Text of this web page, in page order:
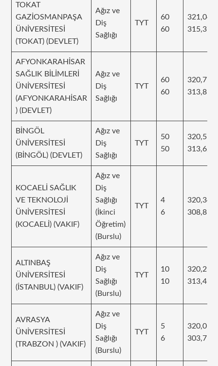
TOKAT
GAZİOSMANPAŞA
ÜNİVERSİTESİ
(TOKAT) (DEVLET)
Ağız ve
Diş
Sağlığı
TYT
60
60
321,043
315,371
AFYONKARAHİSAR
SAĞLIK BİLİMLERİ
ÜNİVERSİTESİ
(AFYONKARAHİSAR
) (DEVLET)
Ağız ve
Diş
Sağlığı
TYT
60
60
320,772
313,817
BİNGÖL
ÜNİVERSİTESİ
(BİNGÖL) (DEVLET)
Ağız ve
Diş
Sağlığı
TYT
50
50
320,513
313,623
KOCAELİ SAĞLIK
VE TEKNOLOJİ
ÜNİVERSİTESİ
(KOCAELİ) (VAKIF)
Ağız ve
Diş
Sağlığı
(İkinci
Öğretim)
(Burslu)
TYT
4
6
320,342
308,811
ALTINBAŞ
ÜNİVERSİTESİ
(İSTANBUL) (VAKIF)
Ağız ve
Diş
Sağlığı
(Burslu)
TYT
10
10
320,295
313,417
AVRASYA
ÜNİVERSİTESİ
(TRABZON ) (VAKIF)
Ağız ve
Diş
Sağlığı
(Burslu)
TYT
5
6
320,056
303,7